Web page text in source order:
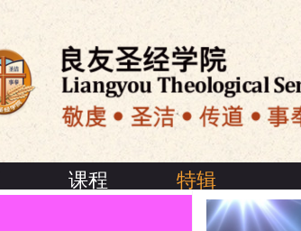
课程 特辑
良友圣经学院介绍